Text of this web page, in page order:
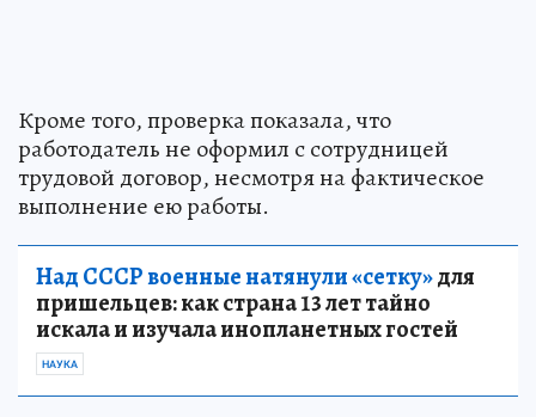
Кроме того, проверка показала, что
работодатель не оформил с сотрудницей
трудовой договор, несмотря на фактическое
выполнение ею работы.
Над СССР военные натянули «сетку»для
пришельцев: как страна 13 лет тайно
искала и изучала инопланетных гостей
НАУКА